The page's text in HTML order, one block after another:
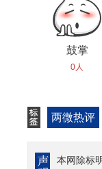
鼓掌
0人
两微热评
本网除标